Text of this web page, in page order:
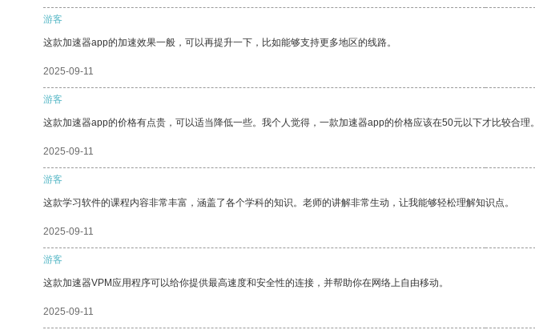
游客
这款加速器app的加速效果一般，可以再提升一下，比如能够支持更多地区的线路。
2025-09-11
游客
这款加速器app的价格有点贵，可以适当降低一些。我个人觉得，一款加速器app的价格应该在50元以下才比较合理。
2025-09-11
游客
这款学习软件的课程内容非常丰富，涵盖了各个学科的知识。老师的讲解非常生动，让我能够轻松理解知识点。
2025-09-11
游客
这款加速器VPM应用程序可以给你提供最高速度和安全性的连接，并帮助你在网络上自由移动。
2025-09-11